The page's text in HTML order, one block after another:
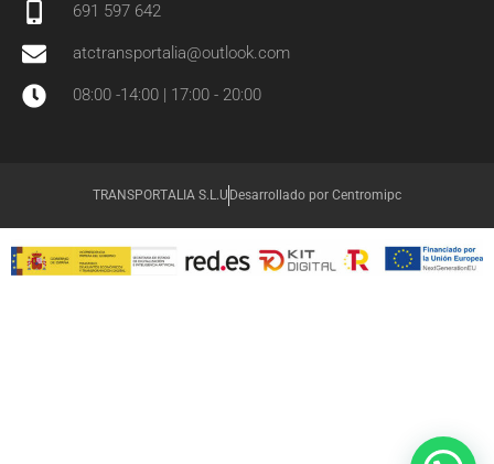
691 597 642
atctransportalia@outlook.com
08:00 -14:00 | 17:00 - 20:00
TRANSPORTALIA S.L.U Desarrollado por Centromipc